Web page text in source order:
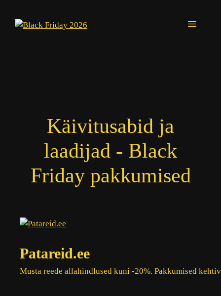
content
Menu
Käivitusabid ja
laadijad - Black
Friday pakkumised
Patareid.ee
Musta reede allahindlused kuni -20%. Pakkumised